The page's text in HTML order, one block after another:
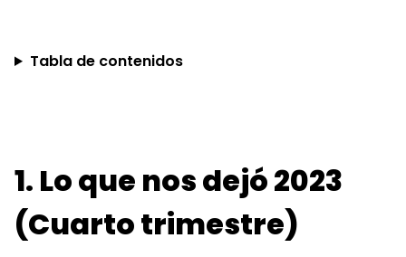
Tabla de contenidos
1. Lo que nos dejó 2023
(Cuarto trimestre)